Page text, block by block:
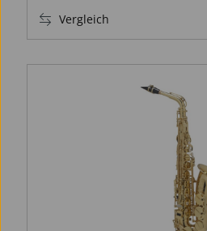
Vergleich